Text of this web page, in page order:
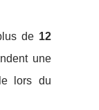
de 12
une
lors du